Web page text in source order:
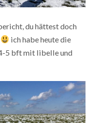
du hättest doch
ich habe heute die
5 bft mit libelle und